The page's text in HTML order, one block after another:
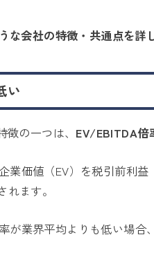
な会社の特徴・共通点を詳
い
の一つは、 EV/EBITDA倍
業価値（EV）を税引前利
ます。
が業界平均よりも低い場